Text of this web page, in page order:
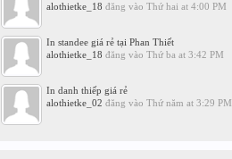
alothietke_18 đăng vào Thứ hai at 4:00 PM
In standee giá rẻ tại Phan Thiết
alothietke_18 đăng vào Thứ ba at 3:42 PM
In danh thiếp giá rẻ
alothietke_02 đăng vào Thứ năm at 3:29 PM